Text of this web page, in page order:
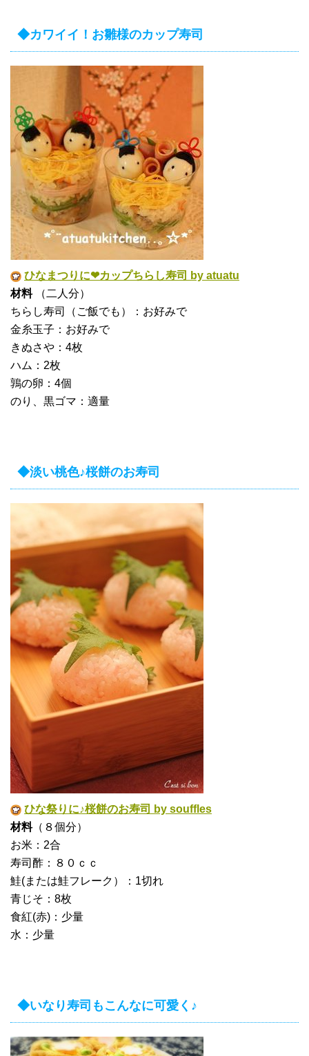
◆カワイイ！お雛様のカップ寿司
ひなまつりに❤カップちらし寿司 by atuatu
材料（二人分）
ちらし寿司（ご飯でも）：お好みで
金糸玉子：お好みで
きぬさや：4枚
ハム：2枚
鶉の卵：4個
のり、黒ゴマ：適量
◆淡い桃色♪桜餅のお寿司
ひな祭りに♪桜餅のお寿司 by souffles
材料（８個分）
お米：2合
寿司酢：８０ｃｃ
鮭(または鮭フレーク）：1切れ
青じそ：8枚
食紅(赤)：少量
水：少量
◆いなり寿司もこんなに可愛く♪